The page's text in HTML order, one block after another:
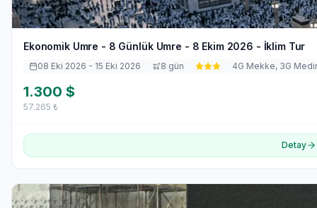
Ekonomik Umre - 8 Günlük Umre - 8 Ekim 2026 - İklim Tur
08 Eki 2026 - 15 Eki 2026 8 gün 4G Mekke, 3G
1.300 $
57.265 ₺
Detay